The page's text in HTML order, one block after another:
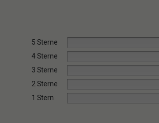
5 Sterne
4 Sterne
3 Sterne
2 Sterne
1 Stern